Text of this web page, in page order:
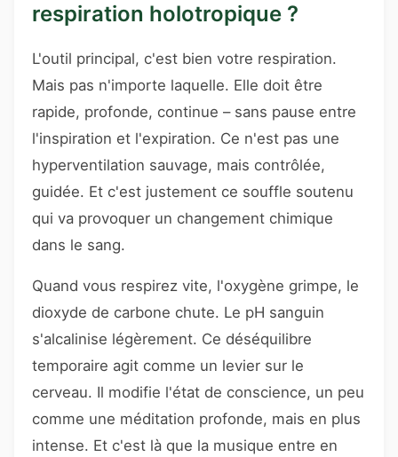
respiration holotropique ?
L'outil principal, c'est bien votre respiration.
Mais pas n'importe laquelle. Elle doit être
rapide, profonde, continue – sans pause entre
l'inspiration et l'expiration. Ce n'est pas une
hyperventilation sauvage, mais contrôlée,
guidée. Et c'est justement ce souffle soutenu
qui va provoquer un changement chimique
dans le sang.
Quand vous respirez vite, l'oxygène grimpe, le
dioxyde de carbone chute. Le pH sanguin
s'alcalinise légèrement. Ce déséquilibre
temporaire agit comme un levier sur le
cerveau. Il modifie l'état de conscience, un peu
comme une méditation profonde, mais en plus
intense. Et c'est là que la musique entre en